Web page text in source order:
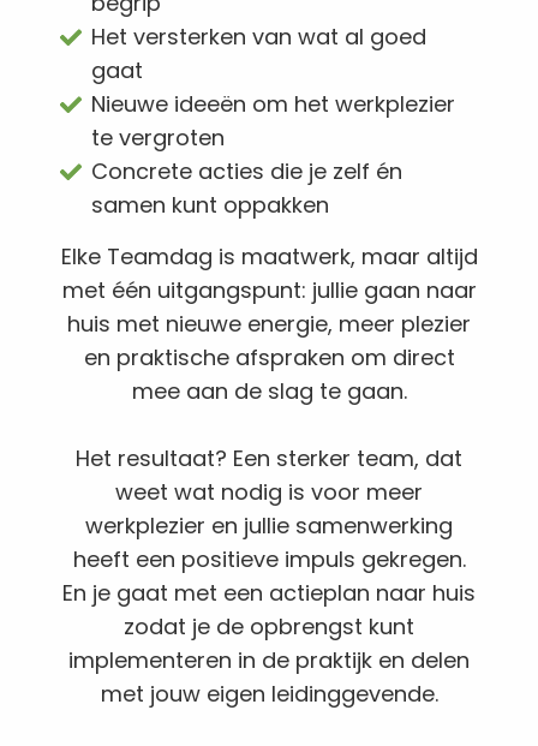
Het versterken van wat al goed
gaat
Nieuwe ideeën om het werkplezier
te vergroten
Concrete acties die je zelf én
samen kunt oppakken
Elke Teamdag is maatwerk, maar altijd
met één uitgangspunt: jullie gaan naar
huis met nieuwe energie, meer plezier
en praktische afspraken om direct
mee aan de slag te gaan.
Het resultaat? Een sterker team, dat
weet wat nodig is voor meer
werkplezier en jullie samenwerking
heeft een positieve impuls gekregen.
En je gaat met een actieplan naar huis
zodat je de opbrengst kunt
implementeren in de praktijk en delen
met jouw eigen leidinggevende.